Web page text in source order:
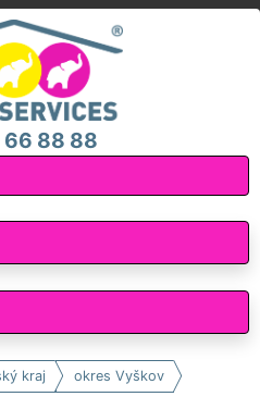
88 88
kraj okres Vyškov